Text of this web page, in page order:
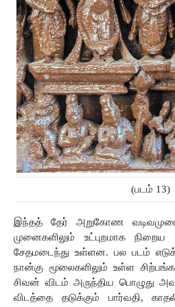
(படம் 13)
இந்தத் தேர் அறுகோண
முனைகளிலும் உட்புறமாக
சேதமடைந்து உள்ளன. பல படம்
நான்கு மூலைகளிலும் உள்ள
சிவன் விடம் அருந்திய பொழுது
விடத்தை தடுக்கும் பார்வதி,